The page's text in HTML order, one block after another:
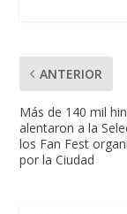
ANTERIOR
Más de 140 mil
alentaron a la
los Fan Fest
por la Ciudad